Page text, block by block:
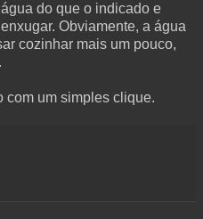
do que o indicado e
Obviamente, a água
cozinhar mais um pouco,
com um simples clique.